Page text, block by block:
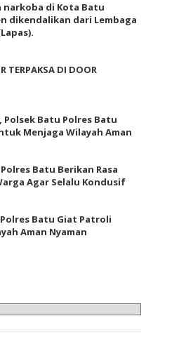
di Kota Batu
dikendalikan dari Lembaga
TERPAKSA DI DOOR
Batu Polres Batu
Menjaga Wilayah Aman
Batu Berikan Rasa
Agar Selalu Kondusif
Batu Giat Patroli
Aman Nyaman